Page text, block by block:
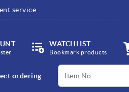
service
WATCHLIST
Bookmark products
ordering
productCode